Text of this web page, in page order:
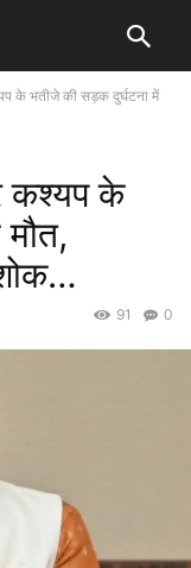
के भतीजे की सड़क दुर्घटना में
कश्यप के
0
91